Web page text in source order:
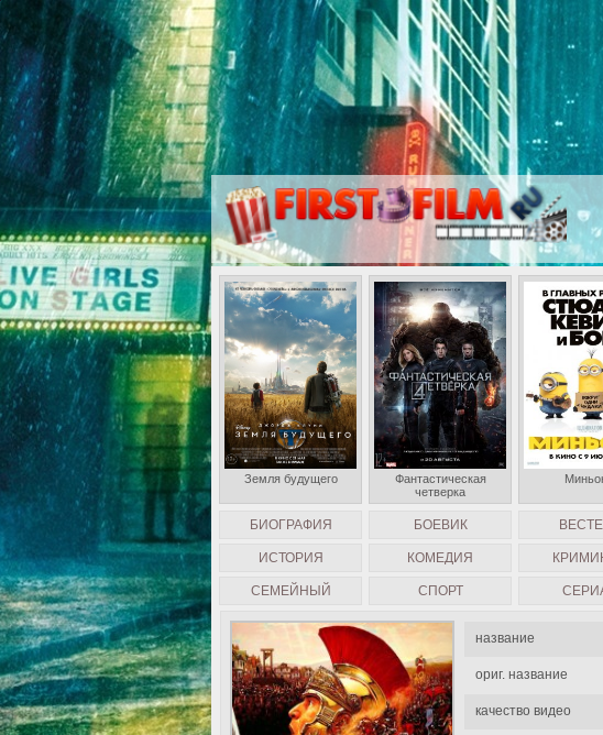
название
ориг. название
качество видео
БИОГРАФИЯ БОЕВИК
ИСТОРИЯ КОМЕДИЯ
СЕМЕЙНЫЙ СПОРТ
Земля будущего
Фантастическая
четверка